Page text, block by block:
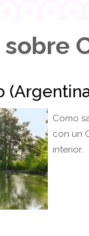
Como
con un
interior.